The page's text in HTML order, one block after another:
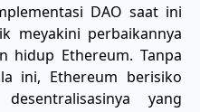
DAO saat ini
meyakini perbaikannya
hidup Ethereum. Tanpa
ini, Ethereum berisiko
yang